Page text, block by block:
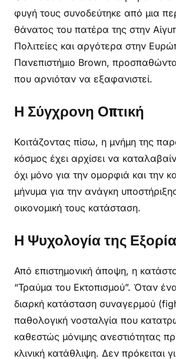
φυγή τους συνοδεύτηκε από μια
θάνατος του πατέρα της στην
Πολιτείες και αργότερα στην
Πανεπιστήμιο Brown,
που αρνιόταν να εξαφανιστεί.
Η Σύγχρονη Οπτική
Κοιτάζοντας πίσω, η μνήμη της
κόσμος έχει αρχίσει να
όχι μόνο για την ομορφιά και την
μήνυμα για την ανάγκη
οικονομική τους κατάσταση.
Η Ψυχολογία της
Από επιστημονική άποψη, η
“Τραύμα του Εκτοπισμού”. Όταν
διαρκή κατάσταση συναγερμού
παθολογική νοσταλγία που
καθεστώς μόνιμης ανεστιότητας
κλινική κατάθλιψη. Δεν